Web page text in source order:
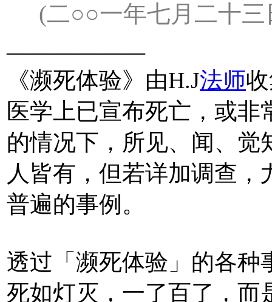
(二○○一年七月二十
——————
《濒死体验》由H.J法师
医学上已宣布死亡，或
的情况下，所见、闻、觉
人皆有，但若详加调查
普遍的事例。
透过「濒死体验」的各种
死如灯灭，一了百了，而